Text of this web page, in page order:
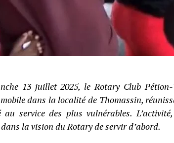
13 juillet 2025, le Rotary Club
dans la localité de Thomassin,
service des plus vulnérables.
la vision du Rotary de servir d’abord.